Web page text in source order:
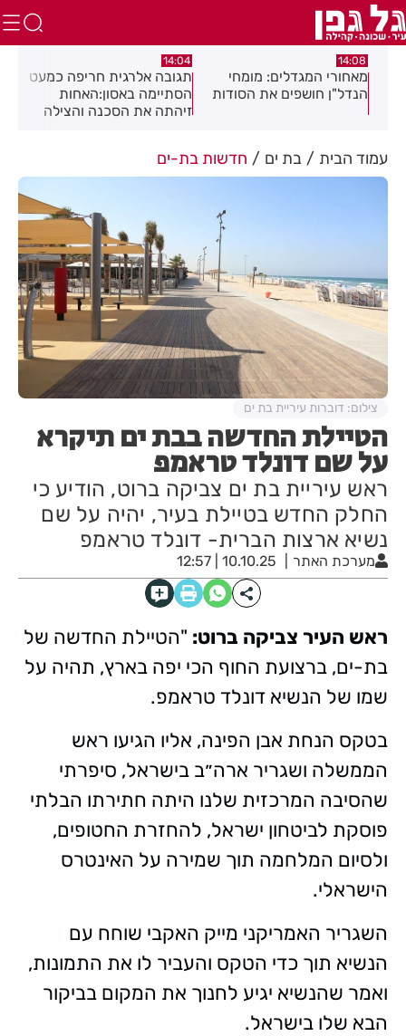
14:08
מאחורי המגדלים: מומחי
הנדל"ן חושפים את הסודות
14:04
תגובה אלרגית חריפה כמעט
הסתיימה באסון:האחות
זיהתה את הסכנה והצילה
עמוד הבית בת ים חדשות בת-ים
הטיילת החדשה בבת ים תיקרא
על שם דונלד טראמפ
ראש עיריית בת ים צביקה ברוט, הודיע כי
החלק החדש בטיילת בעיר, יהיה על שם
נשיא ארצות הברית- דונלד טראמפ
מערכת האתר 10.10.25 | 12:57
צילום: דוברות עיריית בת ים
ראש העיר צביקה ברוט: "הטיילת החדשה של
בת-ים, ברצועת החוף הכי יפה בארץ, תהיה על
שמו של הנשיא דונלד טראמפ.
בטקס הנחת אבן הפינה, אליו הגיעו ראש
הממשלה ושגריר ארה״ב בישראל, סיפרתי
שהסיבה המרכזית שלנו היתה חתירתו הבלתי
פוסקת לביטחון ישראל, להחזרת החטופים,
ולסיום המלחמה תוך שמירה על האינטרס
הישראלי.
השגריר האמריקני מייק האקבי שוחח עם
הנשיא תוך כדי הטקס והעביר לו את התמונות,
ואמר שהנשיא יגיע לחנוך את המקום בביקור
הבא שלו בישראל.